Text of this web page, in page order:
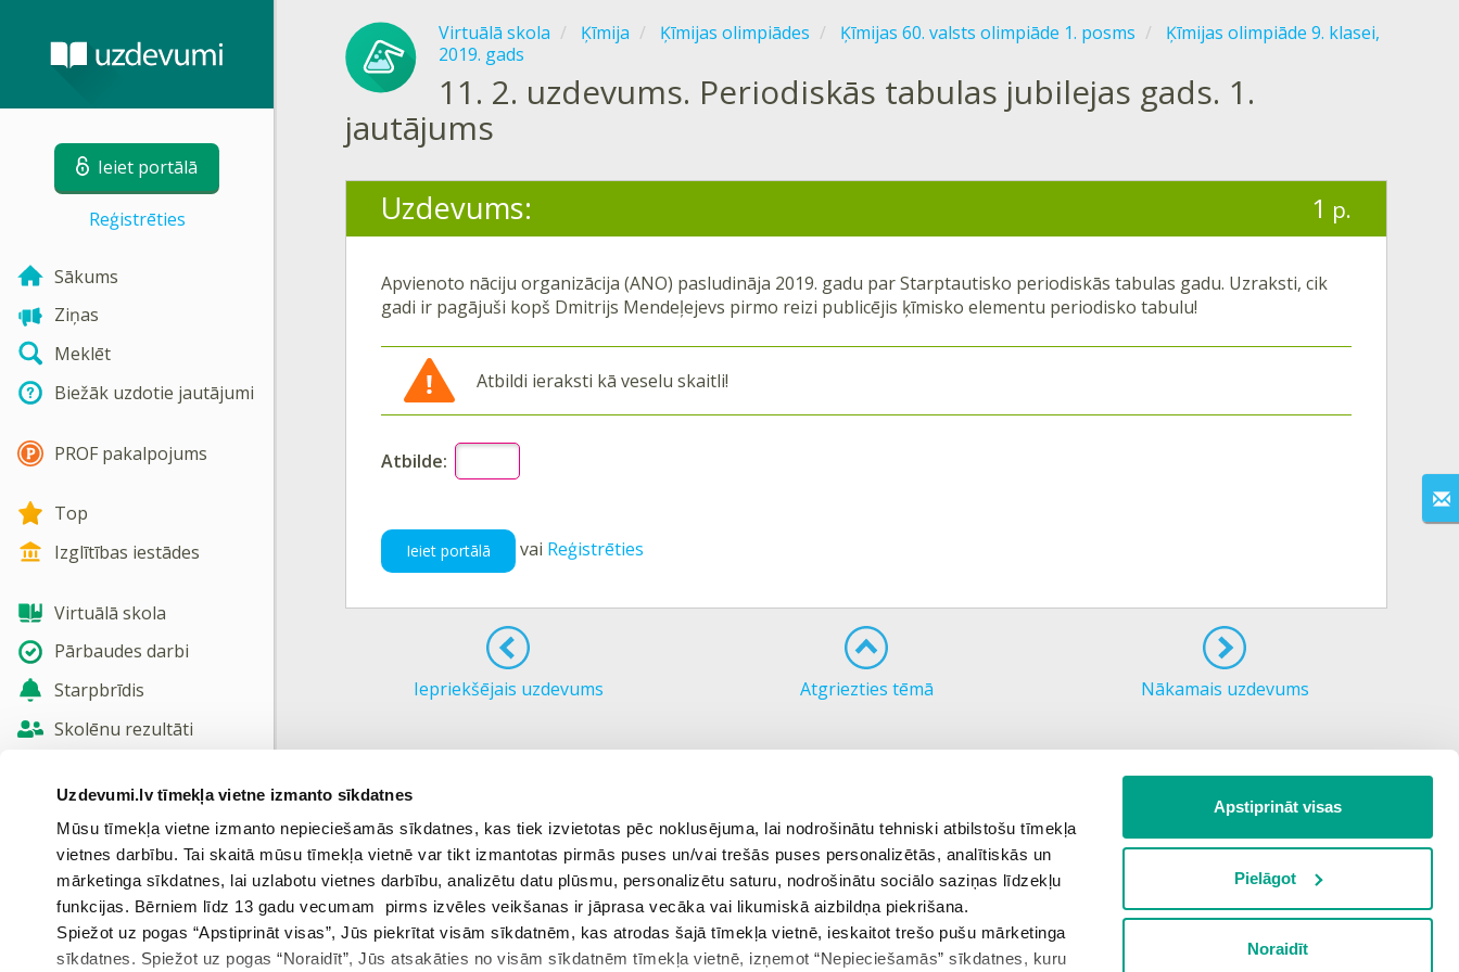
Uzdevumi.lv tīmekļa vietne izmanto sīkdatnes
Mūsu tīmekļa vietne izmanto nepieciešamās sīkdatnes, kas tiek izvietotas pēc noklusējuma, lai nodrošinātu tehniski atbilstošu tīmekļa
vietnes darbību. Tai skaitā mūsu tīmekļa vietnē var tikt izmantotas pirmās puses un/vai trešās puses personalizētās, analītiskās un
mārketinga sīkdatnes, lai uzlabotu vietnes darbību, analizētu datu plūsmu, personalizētu saturu, nodrošinātu sociālo saziņas līdzekļu
funkcijas. Bērniem līdz 13 gadu vecumam pirms izvēles veikšanas ir jāprasa vecāka vai likumiskā aizbildņa piekrišana.
Spiežot uz pogas “Apstiprināt visas”, Jūs piekrītat visām sīkdatnēm, kas atrodas šajā tīmekļa vietnē, ieskaitot trešo pušu mārketinga
sīkdatnes. Spiežot uz pogas “Noraidīt”, Jūs atsakāties no visām sīkdatnēm tīmekļa vietnē, izņemot “Nepieciešamās” sīkdatnes, kuru
Apstiprināt visas
Pielāgot
Noraidīt
Ieiet portālā
Reģistrēties
Sākums
Ziņas
Meklēt
Biežāk uzdotie jautājumi
PROF pakalpojums
Top
Izglītības iestādes
Virtuālā skola
Pārbaudes darbi
Starpbrīdis
Skolēnu rezultāti
Nosūtīt atsauksmi
Skatīt vairāk
Virtuālā skola Ķīmija Ķīmijas olimpiādes Ķīmijas 60. valsts olimpiāde 1. posms
Ķīmijas olimpiāde 9. klasei,
2019. gads
11. 2. uzdevums. Periodiskās tabulas jubilejas gads. 1.
jautājums
Uzdevums: 1 p.
Apvienoto nāciju organizācija (ANO) pasludināja 2019. gadu par Starptautisko periodiskās tabulas gadu. Uzraksti, cik
gadi ir pagājuši kopš Dmitrijs Mendeļejevs pirmo reizi publicējis ķīmisko elementu periodisko tabulu!
Atbildi ieraksti kā veselu skaitli!
Atbilde:
Ieiet portālā vai Reģistrēties
Iepriekšējais uzdevums Atgriezties tēmā Nākamais uzdevums